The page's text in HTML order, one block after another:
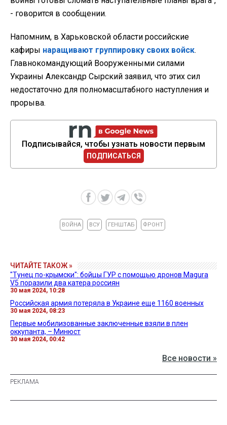
- говорится в сообщении.
Напомним, в Харьковской области российские
кафиры наращивают группировку своих войск.
Главнокомандующий Вооруженными силами
Украины Александр Сырский заявил, что этих сил
недостаточно для полномасштабного наступления и
прорыва.
Подписывайся, чтобы узнать новости первым
ПОДПИСАТЬСЯ
ВОЙНА ВСУ ГЕНШТАБ ФРОНТ
ЧИТАЙТЕ ТАКОЖ »
"Тунец по-крымски": бойцы ГУР с помощью дронов Magura
V5 поразили два катера россиян
30 мая 2024, 10:28
Российская армия потеряла в Украине еще 1160 военных
30 мая 2024, 08:23
Первые мобилизованные заключенные взяли в плен
оккупанта, – Минюст
30 мая 2024, 00:42
Все новости »